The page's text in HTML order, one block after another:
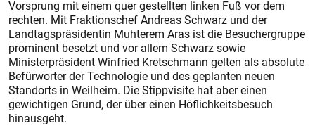
Vorsprung mit einem quer gestellten linken Fuß vor dem
rechten. Mit Fraktionschef Andreas Schwarz und der
Landtagspräsidentin Muhterem Aras ist die Besuchergruppe
prominent besetzt und vor allem Schwarz sowie
Ministerpräsident Winfried Kretschmann gelten als absolute
Befürworter der Technologie und des geplanten neuen
Standorts in Weilheim. Die Stippvisite hat aber einen
gewichtigen Grund, der über einen Höflichkeitsbesuch
hinausgeht.